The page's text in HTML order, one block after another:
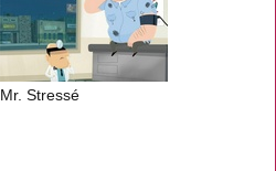
Mr. Stressé